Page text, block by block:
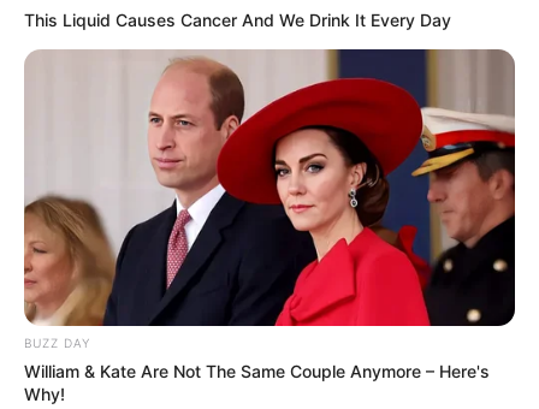
LIHAT ARTIKEL LAINNYA
10 Inspirasi Warna
Rambut Ash Grey untuk
Cewek
14 Warna Rambut Biru
This Liquid Causes Cancer And We Drink It Every Day
BUZZ DAY
William & Kate Are Not The Same Couple Anymore – Here's
Why!